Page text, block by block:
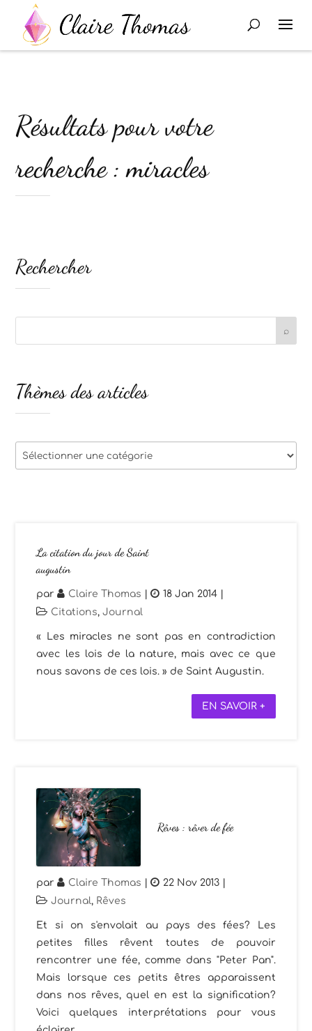
Résultats pour votre
recherche : miracles
La citation du jour de Saint
augustin
par Claire Thomas | 18 Jan 2014 |
Citations,Journal
« Les miracles ne sont pas en contradiction
avec les lois de la nature, mais avec ce que
nous savons de ces lois. » de Saint Augustin.
EN SAVOIR +
Rêves : rêver de fée
par Claire Thomas | 22 Nov 2013
Journal, Rêves
Et si on s'envolait au pays des fées? Les
petites filles rêvent toutes de pouvoir
rencontrer une fée, comme dans "Peter Pan".
Mais lorsque ces petits êtres apparaissent
dans nos rêves, quel en est la signification?
Voici quelques interprétations pour vous
Rechercher
Thèmes des articles
Thèmes
des